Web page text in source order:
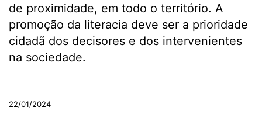
de proximidade, em todo o território. A
promoção da literacia deve ser a prioridade
cidadã dos decisores e dos intervenientes
na sociedade.
22/01/2024